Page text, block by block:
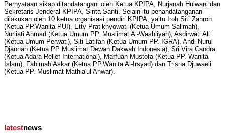
Pernyataan sikap ditandatangani oleh Ketua KPIPA, Nurjanah Hulwani dan
Sekretaris Jenderal KPIPA, Sinta Santi. Selain itu penandatanganan
dilakukan oleh 10 ketua organisasi pendiri KPIPA, yaitu Iroh Siti Zahroh
(Ketua PP.Wanita PUI), Etty Pratiknyowati (Ketua Umum Salimah),
Nurliati Ahmad (Ketua Umum PP. Muslimat Al-Washliyah), Asdirwati Ali
(Ketua Umum Perwati), Siti Latifah (Ketua Umum PP. IGRA), Andi Nurul
Djannah (Ketua PP Muslimat Dewan Dakwah Indonesia), Sri Vira Candra
(Ketua Adara Relief International), Marfuah Mustofa (Ketua PP. Wanita
Islam), Fahimah Askar (Ketua PP.Wanita Al-Irsyad) dan Trisna Djuwaeli
(Ketua PP. Muslimat Mathla'ul Anwar).
latestnews